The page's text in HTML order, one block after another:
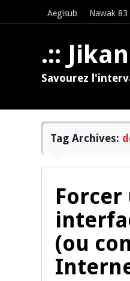
Aegisub Nawak 83
.::
Savourez
Tag Archives:
(ou